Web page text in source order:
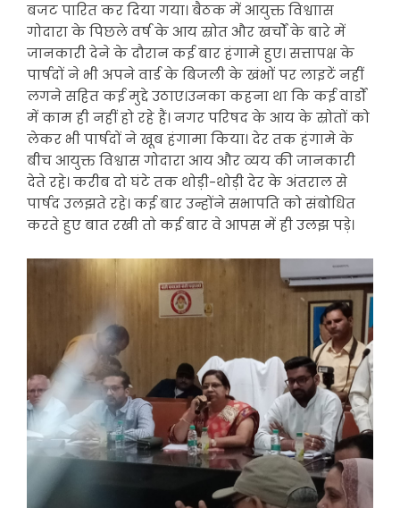
बजट पारित कर दिया गया। बैठक में आयुक्त विश्वाास
गोदारा के पिछले वर्ष के आय स्रोत और खर्चों के बारे में
जानकारी देने के दौरान कई बार हंगामे हुए। सत्तापक्ष के
पार्षदों ने भी अपने वार्ड के बिजली के खंभों पर लाइटें नहीं
लगने सहित कई मुद्दे उठाए।उनका कहना था कि कई वार्डों
में काम ही नहीं हो रहे हैं। नगर परिषद के आय के स्रोतों को
लेकर भी पार्षदों ने खूब हंगामा किया। देर तक हंगामे के
बीच आयुक्त विश्वास गोदारा आय और व्यय की जानकारी
देते रहे। करीब दो घंटे तक थोड़ी-थोड़ी देर के अंतराल से
पार्षद उलझते रहे। कई बार उन्होंने सभापति को संबोधित
करते हुए बात रखी तो कई बार वे आपस में ही उलझ पड़े।